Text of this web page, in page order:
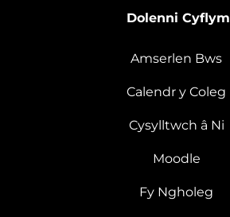
Dolenni Cyflym
Amserlen Bws
Calendr y Coleg
Cysylltwch â Ni
Moodle
Fy Ngholeg